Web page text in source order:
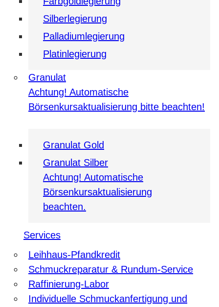
Silberlegierung
Palladiumlegierung
Platinlegierung
Granulat
Achtung! Automatische
Börsenkursaktualisierung bitte beachten!
Granulat Gold
Granulat Silber
Achtung! Automatische
Börsenkursaktualisierung
beachten.
Services
Leihhaus-Pfandkredit
Schmuckreparatur & Rundum-Service
Raffinierung-Labor
Individuelle Schmuckanfertigung und